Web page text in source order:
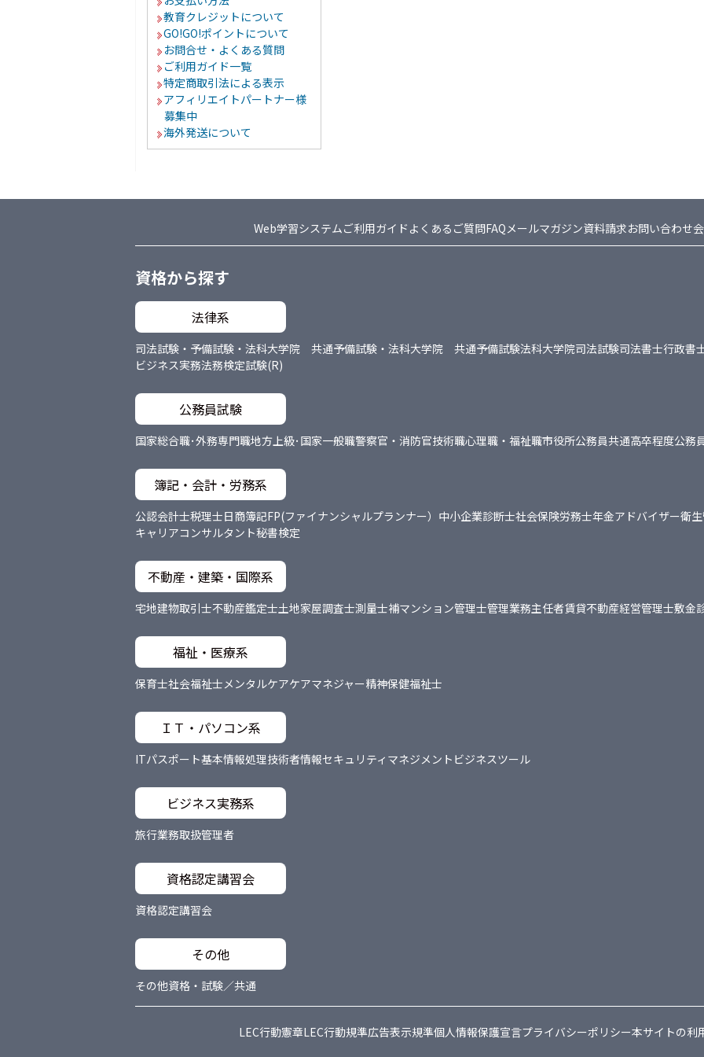
教育クレジットについて
GO!GO!ポイントについて
お問合せ・よくある質問
ご利用ガイド一覧
特定商取引法による表示
アフィリエイトパートナー様
募集中
海外発送について
Web学習システムご利用ガイド よくあるご質問FAQ メールマガジン資料請求お問い合わせ
資格から探す
法律系
司法試験・予備試験・法科大学院 共通予備試験・法科大学院 共通予備試験法科大学院司法試験司法書士行政書
ビジネス実務法務検定試験(R)
公務員試験
国家総合職･外務専門職地方上級･国家一般職警察官・消防官技術職心理職・福祉職市役所公務員共通高卒程度公務
簿記・会計・労務系
公認会計士税理士日商簿記FP(ファイナンシャルプランナー） 中小企業診断士社会保険労務士年金アドバイザー衛
キャリアコンサルタント秘書検定
不動産・建築・国際系
宅地建物取引士不動産鑑定士土地家屋調査士測量士補マンション管理士管理業務主任者賃貸不動産経営管理士敷金
福祉・医療系
保育士社会福祉士 メンタルケアケアマネジャー精神保健福祉士
ＩＴ・パソコン系
ITパスポート基本情報処理技術者情報セキュリティマネジメント ビジネスツール
ビジネス実務系
旅行業務取扱管理者
資格認定講習会
資格認定講習会
その他
その他資格・試験／共通
LEC行動憲章LEC行動規準広告表示規準個人情報保護宣言プライバシーポリシー本サイトの利